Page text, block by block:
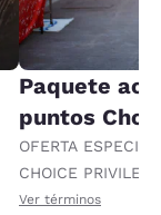
Paquete
puntos
OFERTA
CHOICE
recompensas al
Ver términos